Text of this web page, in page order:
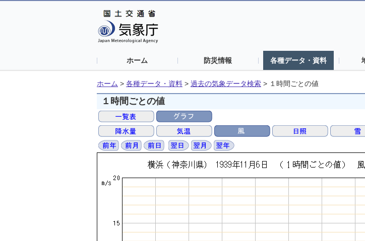
ホーム 防災情報 各種データ・資料
ホーム > 各種データ・資料 > 過去の気象データ検索 > １時間ごとの値
１時間ごとの値